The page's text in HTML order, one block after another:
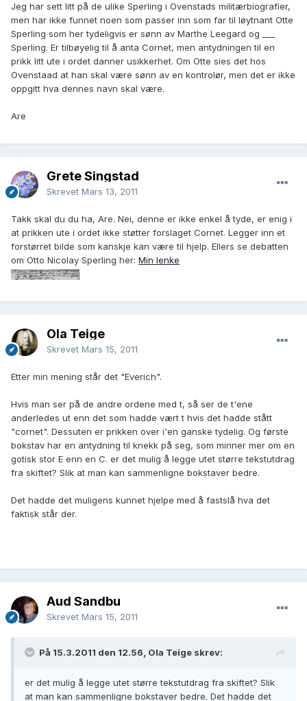
Jeg har sett litt på de ulike Sperling i Ovenstads militærbiografier,
men har ikke funnet noen som passer inn som far til løytnant Otte
Sperling som her tydeligvis er sønn av Marthe Leegard og ___
Sperling. Er tilbøyelig til å anta Cornet, men antydningen til en
prikk litt ute i ordet danner usikkerhet. Om Otte sies det hos
Ovenstaad at han skal være sønn av en kontrolør, men det er ikke
oppgitt hva dennes navn skal være.
Are
Grete Singstad
Skrevet Mars 13, 2011
Takk skal du du ha, Are. Nei, denne er ikke enkel å tyde, er enig i
at prikken ute i ordet ikke støtter forslaget Cornet. Legger inn et
forstørret bilde som kanskje kan være til hjelp. Ellers se debatten
om Otto Nicolay Sperling her: Min lenke
Ola Teige
Skrevet Mars 15, 2011
Etter min mening står det "Everich".
Hvis man ser på de andre ordene med t, så ser de t'ene
anderledes ut enn det som hadde vært t hvis det hadde stått
"cornet". Dessuten er prikken over i'en ganske tydelig. Og første
bokstav har en antydning til knekk på seg, som minner mer om en
gotisk stor E enn en C. er det mulig å legge utet større tekstutdrag
fra skiftet? Slik at man kan sammenligne bokstaver bedre.
Det hadde det muligens kunnet hjelpe med å fastslå hva det
faktisk står der.
Aud Sandbu
Skrevet Mars 15, 2011
På 15.3.2011 den 12.56, Ola Teige skrev:
er det mulig å legge utet større tekstutdrag fra skiftet? Slik
at man kan sammenligne bokstaver bedre. Det hadde det